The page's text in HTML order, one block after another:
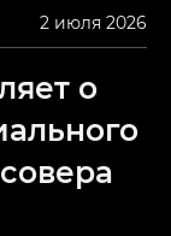
2 июля 2026
о